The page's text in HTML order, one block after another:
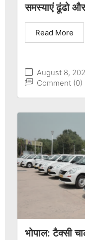
समस्याएं ढूंढो
August 8,
Comment (0)
Read More
भोपाल: टैक्सी